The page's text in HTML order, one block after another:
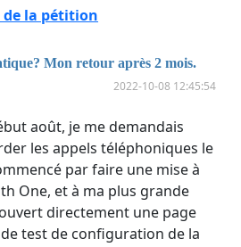
la pétition
Mon retour après 2 mois.
2022-10-08 12:45:54
août, je me demandais
les appels téléphoniques le
par faire une mise à
One, et à ma plus grande
directement une page
test de configuration de la